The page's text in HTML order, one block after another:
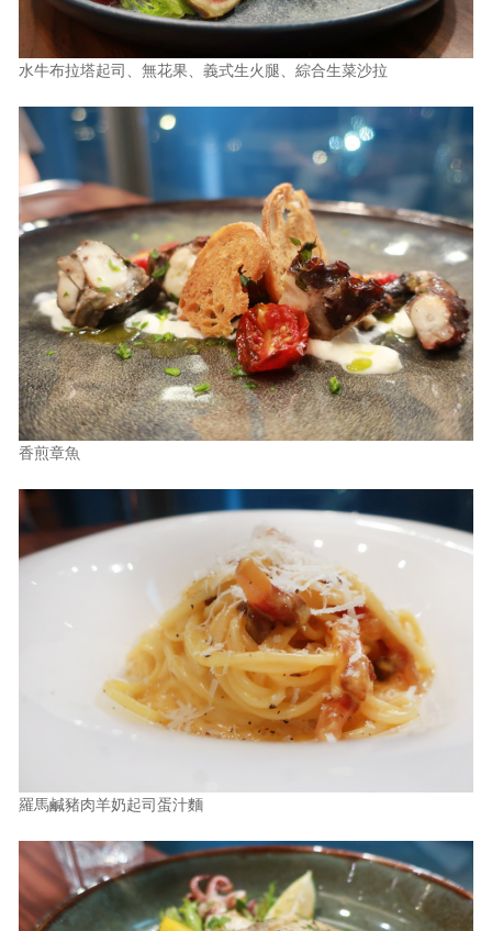
水牛布拉塔起司、無花果、義式生火腿、綜合生菜沙拉
香煎章魚
羅馬鹹豬肉羊奶起司蛋汁麵